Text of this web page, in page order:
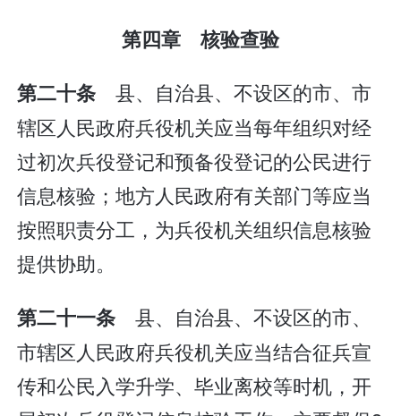
第四章 核验查验
第二十条 县、自治县、不设区的市、市
辖区人民政府兵役机关应当每年组织对经
过初次兵役登记和预备役登记的公民进行
信息核验；地方人民政府有关部门等应当
按照职责分工，为兵役机关组织信息核验
提供协助。
第二十一条 县、自治县、不设区的市、
市辖区人民政府兵役机关应当结合征兵宣
传和公民入学升学、毕业离校等时机，开